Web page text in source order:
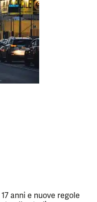
anni e nuove regole